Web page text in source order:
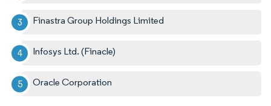
Finastra Group Holdings Limited
Infosys Ltd. (Finacle)
Oracle Corporation